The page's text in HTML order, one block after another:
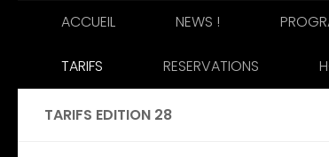
Skip to content
ACCUEIL NEWS !
TARIFS RESERVATIONS
TARIFS EDITION 28